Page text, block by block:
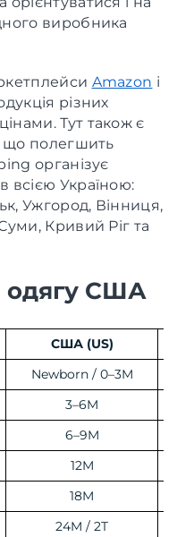
виробника
Amazon і
різних
Тут також є
що полегшить
організує
всією Україною:
Ужгород, Вінниця,
Кривий Ріг та
одягу США
США (US)
Newborn / 0–3M
3–6M
6–9M
12M
18M
24M / 2T